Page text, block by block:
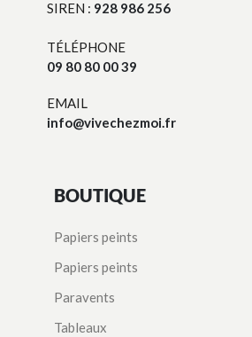
SIREN : 928 986 256
TÉLÉPHONE
09 80 80 00 39
EMAIL
info@vivechezmoi.fr
BOUTIQUE
Papiers peints
Papiers peints
Paravents
Tableaux